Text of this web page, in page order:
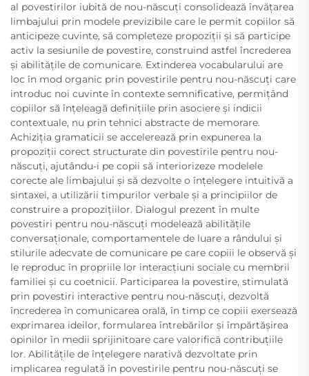
al povestirilor iubită de nou-născuți consolidează învățarea
limbajului prin modele previzibile care le permit copiilor să
anticipeze cuvinte, să completeze propoziții și să participe
activ la sesiunile de povestire, construind astfel încrederea
și abilitățile de comunicare. Extinderea vocabularului are
loc în mod organic prin povestirile pentru nou-născuți care
introduc noi cuvinte în contexte semnificative, permițând
copiilor să înțeleagă definițiile prin asociere și indicii
contextuale, nu prin tehnici abstracte de memorare.
Achiziția gramaticii se accelerează prin expunerea la
propoziții corect structurate din povestirile pentru nou-
născuți, ajutându-i pe copii să interiorizeze modelele
corecte ale limbajului și să dezvolte o înțelegere intuitivă a
sintaxei, a utilizării timpurilor verbale și a principiilor de
construire a propozițiilor. Dialogul prezent în multe
povestiri pentru nou-născuți modelează abilitățile
conversaționale, comportamentele de luare a rândului și
stilurile adecvate de comunicare pe care copiii le observă și
le reproduc în propriile lor interacțiuni sociale cu membrii
familiei și cu coetnicii. Participarea la povestire, stimulată
prin povestiri interactive pentru nou-născuți, dezvoltă
încrederea în comunicarea orală, în timp ce copiii exersează
exprimarea ideilor, formularea întrebărilor și împărtășirea
opinilor în medii sprijinitoare care valorifică contribuțiile
lor. Abilitățile de înțelegere narativă dezvoltate prin
implicarea regulată în povestirile pentru nou-născuți se